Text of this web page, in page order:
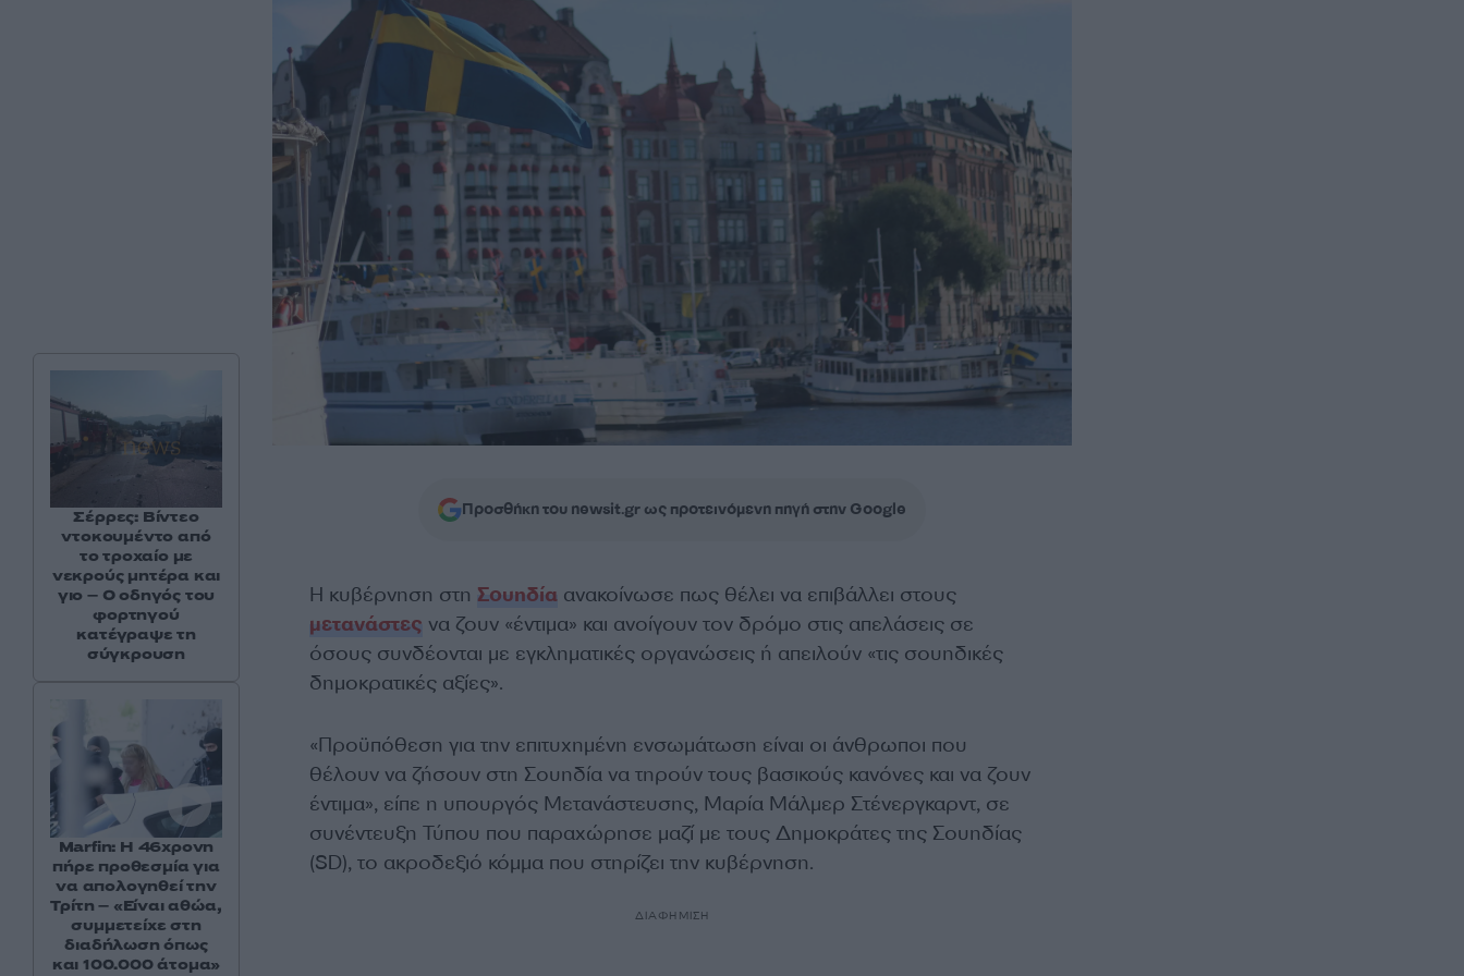
Προσθήκη του newsit.gr ως προτεινόμενη πηγή στην Google
Η κυβέρνηση στη Σουηδίαανακοίνωσε πως θέλει να επιβάλλει στους
μετανάστες να ζουν «έντιμα» και ανοίγουν τον δρόμο στις απελάσεις σε
όσους συνδέονται με εγκληματικές οργανώσεις ή απειλούν «τις σουηδικές
δημοκρατικές αξίες».
«Προϋπόθεση για την επιτυχημένη ενσωμάτωση είναι οι άνθρωποι που
θέλουν να ζήσουν στη Σουηδία να τηρούν τους βασικούς κανόνες και να ζουν
έντιμα», είπε η υπουργός Μετανάστευσης, Μαρία Μάλμερ Στένεργκαρντ, σε
συνέντευξη Τύπου που παραχώρησε μαζί με τους Δημοκράτες της Σουηδίας
(SD), το ακροδεξιό κόμμα που στηρίζει την κυβέρνηση.
ΔΙΑΦΗΜΙΣΗ
Σέρρες: Βίντεο
ντοκουμέντο από
το τροχαίο με
νεκρούς μητέρα και
γιο – Ο οδηγός του
φορτηγού
κατέγραψε τη
σύγκρουση
Marfin: Η 46χρονη
πήρε προθεσμία για
να απολογηθεί την
Τρίτη – «Είναι αθώα,
συμμετείχε στη
διαδήλωση όπως
και 100.000 άτομα»